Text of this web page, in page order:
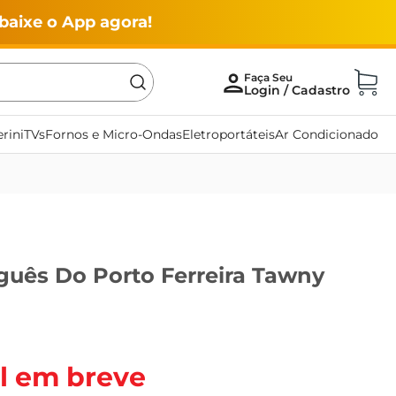
o App agora!
TVsFornos e Micro-OndasEletroportáteisAr Condicionado
Do Porto Ferreira Tawny
em breve